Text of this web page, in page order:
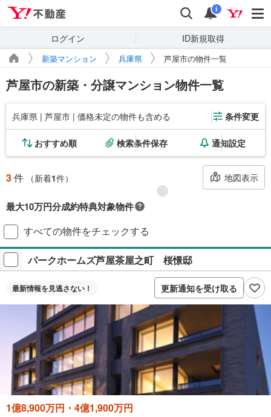
検索 通知
i
ログイン ID新規取得
新築マンション 兵庫県 芦屋市の物件一覧
芦屋市の新築・分譲マンション物件一覧
兵庫県 | 芦屋市 | 価格未定の物件も含める 条件変更
おすすめ順 検索条件保存 通知設定
3件 （新着1件） 地図表示
最大10万円分成約特典対象物件
対象の新築マンションご成約で最大10万円相当のPayPayポイント※もら
える！毎月先着2,000名様（成約報告順）ご成約後に契約書アップロード
＋アンケート回答が必要です。
プレゼントの詳細を見る
すべての物件をチェックする
パークホームズ芦屋茶屋之町 桜憬邸
最新情報を見逃さない！ 更新通知を受け取る
1億8,900万円・4億1,900万円